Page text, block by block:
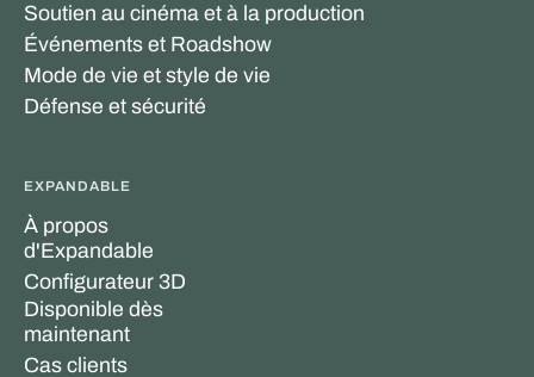
Soutien au cinéma et à la production
Événements et Roadshow
Mode de vie et style de vie
Défense et sécurité
EXPANDABLE
À propos
d'Expandable
Configurateur 3D
Disponible dès
maintenant
Cas clients